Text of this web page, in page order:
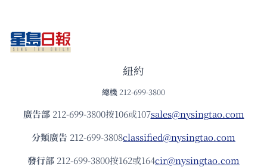
紐約
總機 212-699-3800
廣告部212-699-3800按106或107sales@nysingtao.com
分類廣告 212-699-3808classified@nysingtao.com
發⾏部 212-699-3800按162或164cir@nysingtao.com